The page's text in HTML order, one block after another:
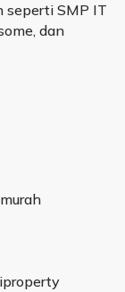
seperti SMP IT
dan